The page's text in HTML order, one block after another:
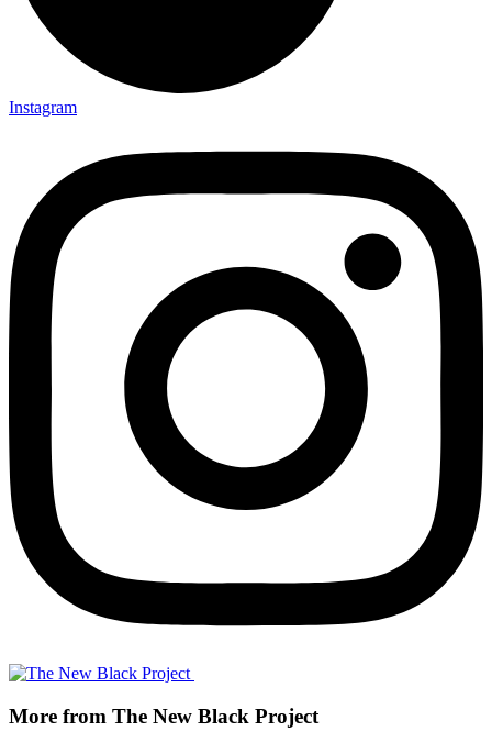
Instagram
More from The New Black Project